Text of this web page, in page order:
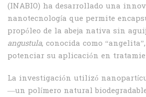
(INABIO) ha desarrollado una
nanotecnología que permite
propóleo de la abeja nativa sin
angustula, conocida como
potenciar su aplicación en
La investigación utilizó
—un polímero natural